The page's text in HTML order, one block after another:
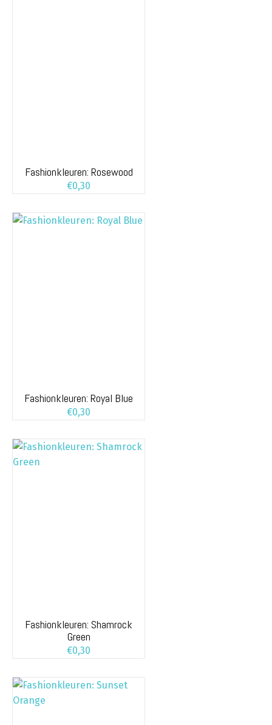
Fashionkleuren: Rosewood
€0,30
Fashionkleuren: Royal Blue
€0,30
Fashionkleuren: Shamrock
Green
€0,30